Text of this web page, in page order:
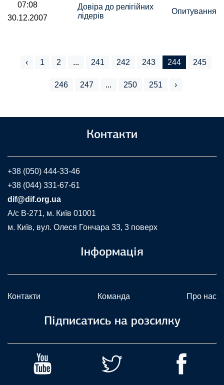
07:08
30.12.2007
Довіра до релігійних
лідерів
Опитування
‹ 1 2 ... 241 242 243 244 245
246 247 ... 250 251 ›
Контакти
+38 (050) 444-33-46
+38 (044) 331-67-61
dif@dif.org.ua
A/c В-271, м. Київ 01001
м. Київ, вул. Олеся Гончара 33, 3 поверх
Інформація
Контакти Команда Про нас
Підписатись на розсилку